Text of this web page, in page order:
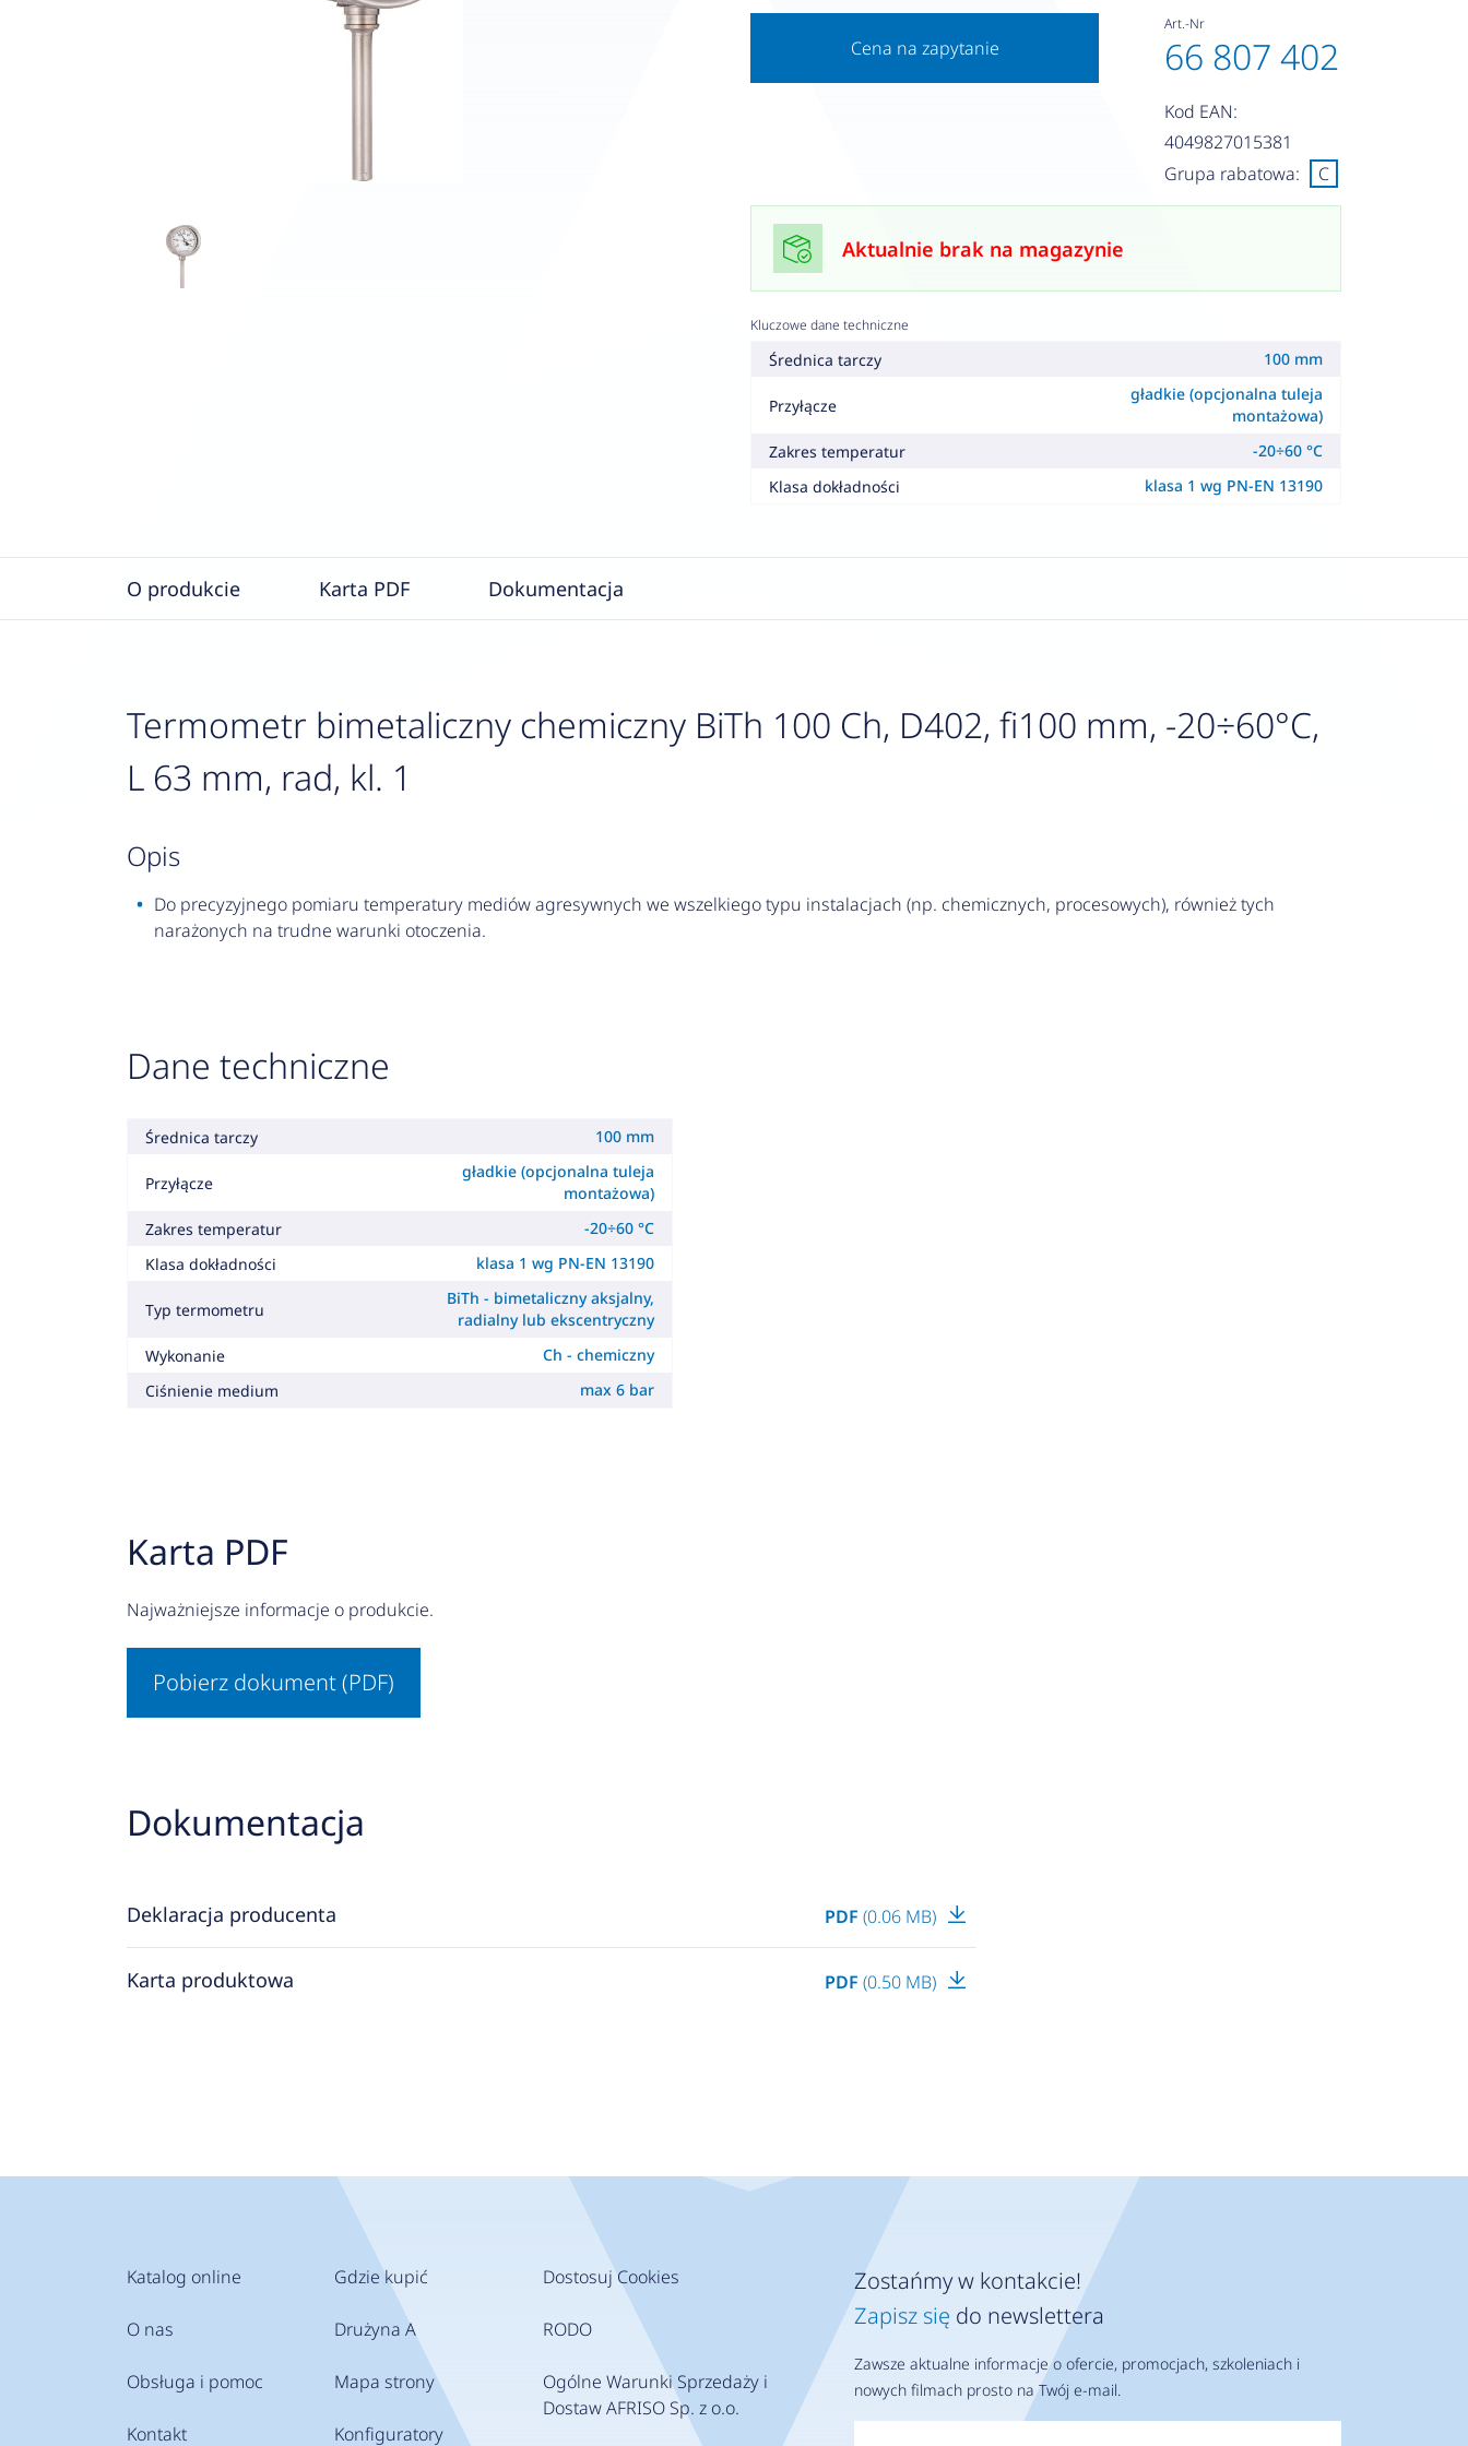
Cena na zapytanie
Art.-Nr
66 807 402
Kod EAN:
4049827015381
Grupa rabatowa:
C
Aktualnie brak na magazynie
Kluczowe dane techniczne
Średnica tarczy 100 mm
Przyłącze
gładkie (opcjonalna tuleja
montażowa)
Zakres temperatur
-20÷60 °C
Klasa dokładności
klasa 1 wg PN-EN 13190
O produkcie Karta PDF Dokumentacja
Termometr bimetaliczny chemiczny BiTh 100 Ch, D402, fi100 mm, -20÷60°C,
L 63 mm, rad, kl. 1
opis
Do precyzyjnego pomiaru temperatury mediów agresywnych we wszelkiego typu instalacjach (np. chemicznych, procesowych), również tych
narażonych na trudne warunki otoczenia.
Dane techniczne
Średnica tarczy 100 mm
Przyłącze
gładkie (opcjonalna tuleja
montażowa)
Zakres temperatur
-20÷60 °C
Klasa dokładności
klasa 1 wg PN-EN 13190
Typ termometru
BiTh - bimetaliczny aksjalny,
radialny lub ekscentryczny
Wykonanie
Ch - chemiczny
Ciśnienie medium
max 6 bar
Karta PDF
Najważniejsze informacje o produkcie.
Pobierz dokument (PDF)
Dokumentacja
Deklaracja producenta PDF (0.06 MB)
Karta produktowa PDF (0.50 MB)
Katalog online
O nas
Obsługa i pomoc
Kontakt
Gdzie kupić
Drużyna A
Mapa strony
Konfiguratory
Dostosuj Cookies
RODO
Ogólne Warunki Sprzedaży i
Dostaw AFRISO Sp. z o.o.
Zostańmy w kontakcie!
Zapisz się do newslettera
Zawsze aktualne informacje o ofercie, promocjach, szkoleniach i
nowych filmach prosto na Twój e-mail.